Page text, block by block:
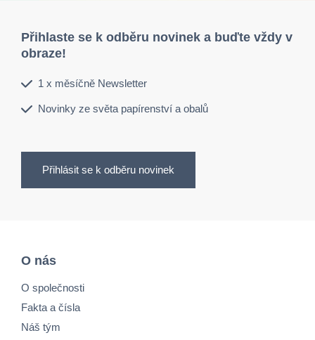
Přihlaste se k odběru novinek a buďte vždy v
obraze!
1 x měsíčně Newsletter
Novinky ze světa papírenství a obalů
Přihlásit se k odběru novinek
O nás
O společnosti
Fakta a čísla
Náš tým